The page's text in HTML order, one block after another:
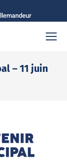
– 11 juin